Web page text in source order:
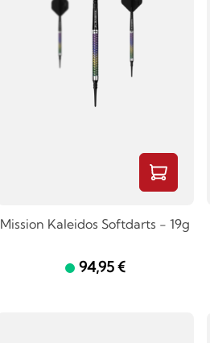
Mission Kaleidos Softdarts - 19g
94,95 €